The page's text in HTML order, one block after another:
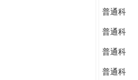
普通科
普通科
普通科
普通科